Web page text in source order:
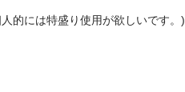
的には特盛り使用が欲しいです。)